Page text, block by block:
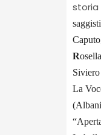
storia
R
La